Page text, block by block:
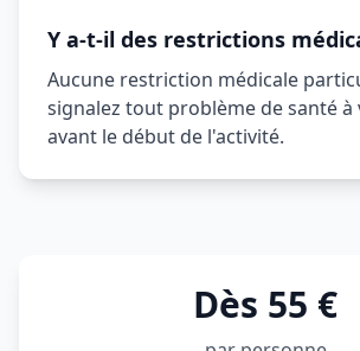
Y a-t-il des restrictions
Aucune restriction médicale
signalez tout problème de santé
avant le début de l'activité.
Dès 55 €